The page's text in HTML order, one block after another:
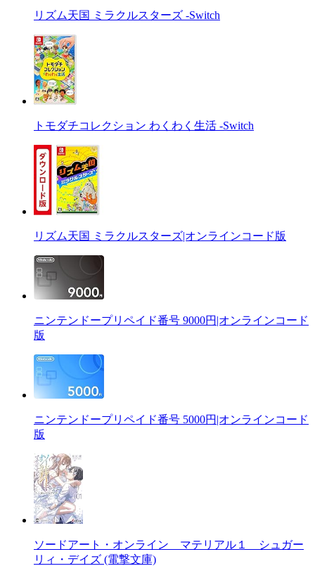
リズム天国 ミラクルスターズ -Switch
トモダチコレクション わくわく生活 -Switch
リズム天国 ミラクルスターズ|オンラインコード版
ニンテンドープリペイド番号 9000円|オンラインコード
版
ニンテンドープリペイド番号 5000円|オンラインコード
版
ソードアート・オンライン マテリアル１ シュガー
リィ・デイズ (電撃文庫)